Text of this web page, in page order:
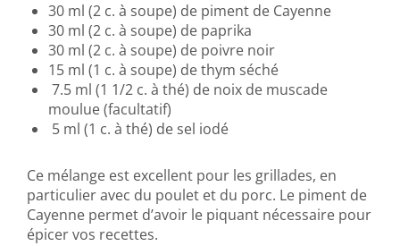
30 ml (2 c. à soupe) de piment de Cayenne
30 ml (2 c. à soupe) de paprika
30 ml (2 c. à soupe) de poivre noir
15 ml (1 c. à soupe) de thym séché
7.5 ml (1 1/2 c. à thé) de noix de muscade
moulue (facultatif)
5 ml (1 c. à thé) de sel iodé
Ce mélange est excellent pour les grillades, en
particulier avec du poulet et du porc. Le piment de
Cayenne permet d’avoir le piquant nécessaire pour
épicer vos recettes.